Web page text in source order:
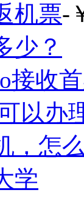
机票-
少？
接收
以办
，怎
学